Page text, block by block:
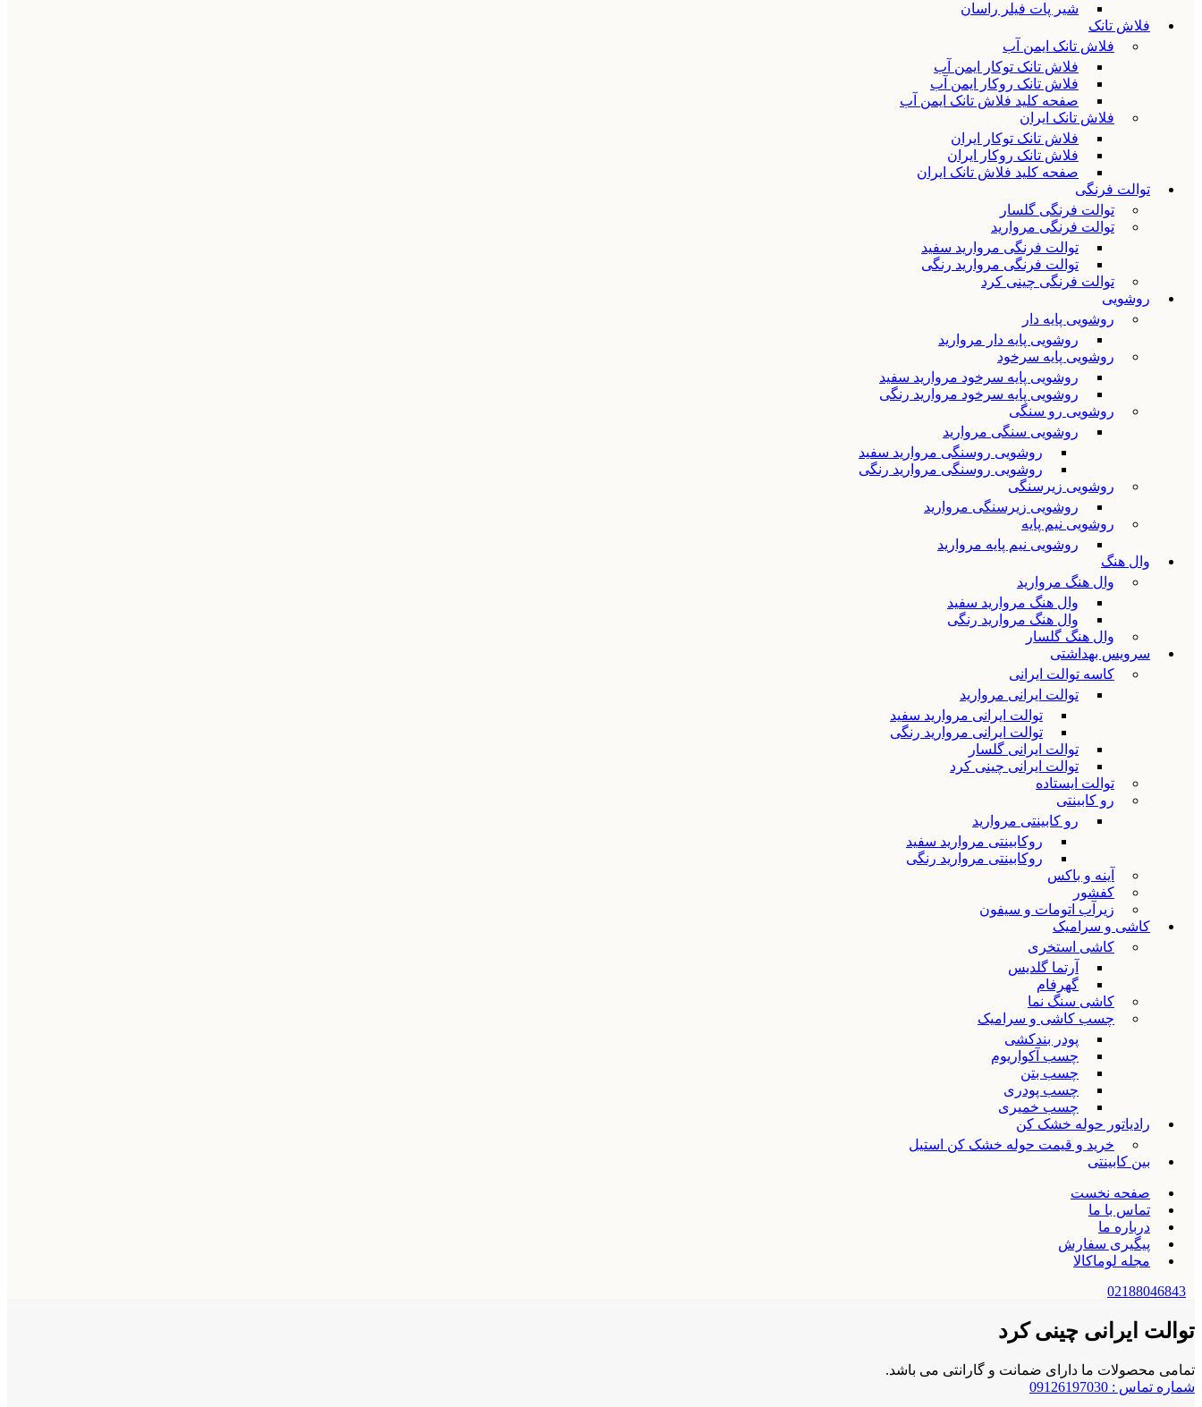
شیر پات فیلر راسان
فلاش تانک
فلاش تانک ایمن آب
فلاش تانک توکار ایمن آب
فلاش تانک روکار ایمن آب
صفحه کلید فلاش تانک ایمن آب
فلاش تانک ایران
فلاش تانک توکار ایران
فلاش تانک روکار ایران
صفحه کلید فلاش تانک ایران
توالت فرنگی
توالت فرنگی گلسار
توالت فرنگی مروارید
توالت فرنگی مروارید سفید
توالت فرنگی مروارید رنگی
توالت فرنگی چینی کرد
روشویی
روشویی پایه دار
روشویی پایه دار مروارید
روشویی پایه سرخود
روشویی پایه سرخود مروارید سفید
روشویی پایه سرخود مروارید رنگی
روشویی رو سنگی
روشویی سنگی مروارید
روشویی روسنگی مروارید سفید
روشویی روسنگی مروارید رنگی
روشویی زیرسنگی
روشویی زیرسنگی مروارید
روشویی نیم پایه
روشویی نیم پایه مروارید
وال هنگ
وال هنگ مروارید
وال هنگ مروارید سفید
وال هنگ مروارید رنگی
وال هنگ گلسار
سرویس بهداشتی
کاسه توالت ایرانی
توالت ایرانی مروارید
توالت ایرانی مروارید سفید
توالت ایرانی مروارید رنگی
توالت ایرانی گلسار
توالت ایرانی چینی کرد
توالت ایستاده
رو کابینتی
رو کابینتی مروارید
روکابینتی مروارید سفید
روکابینتی مروارید رنگی
آینه و باکس
کفشور
زیرآب اتومات و سیفون
کاشی و سرامیک
کاشی استخری
آرتما گلدیس
گهرفام
کاشی سنگ نما
چسب کاشی و سرامیک
پودر بندکشی
چسب آکواریوم
چسب بتن
چسب پودری
چسب خمیری
رادیاتور حوله خشک کن
خرید و قیمت حوله خشک کن استیل
بین کابینتی
صفحه نخست
تماس با ما
درباره ما
پیگیری سفارش
مجله لوماکالا
02188046843
توالت ایرانی چینی کرد
تمامی محصولات ما دارای ضمانت و گارانتی می باشد.
شماره تماس : 09126197030